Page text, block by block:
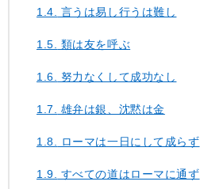
1.4. 言うは易し行うは難し
1.5. 類は友を呼ぶ
1.6. 努力なくして成功なし
1.7. 雄弁は銀、沈黙は金
1.8. ローマは一日にして成らず
1.9. すべての道はローマに通ず